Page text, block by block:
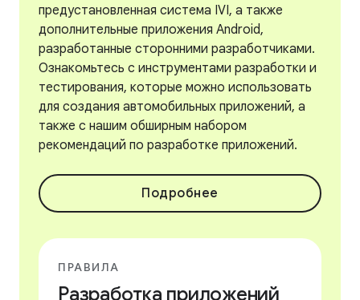
предустановленная система IVI, а также
дополнительные приложения Android,
разработанные сторонними разработчиками.
Ознакомьтесь с инструментами разработки и
тестирования, которые можно использовать
для создания автомобильных приложений, а
также с нашим обширным набором
рекомендаций по разработке приложений.
Подробнее
ПРАВИЛА
Разработка приложений